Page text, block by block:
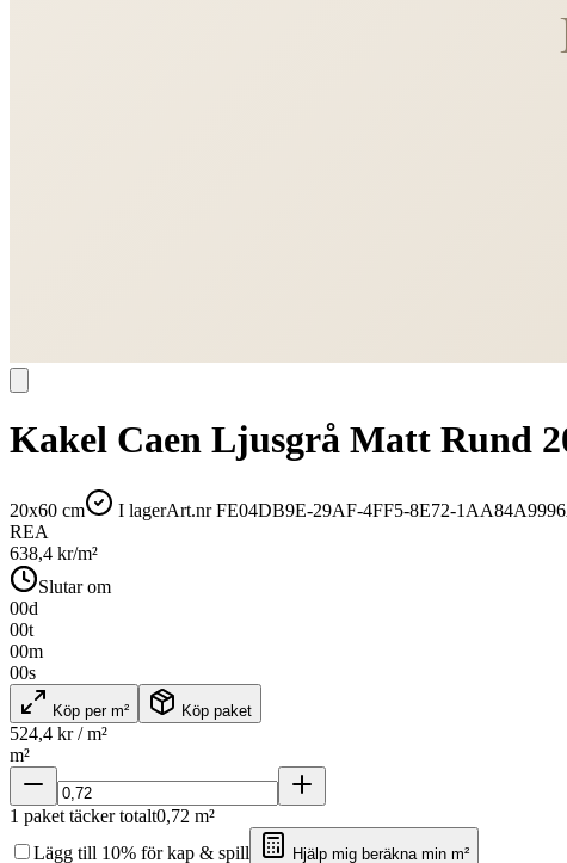
Kakel Caen Ljusgrå Matt Rund
20x60 cm I lagerArt.nrFE04DB9E-29AF-4FF5-8E72-
REA
638,4 kr/m²
Slutar om
00d
00t
00m
00s
Köp per m² Köp paket
524,4 kr / m²
m²
1 paket täcker totalt0,72 m²
Lägg till 10% för kap & spill
Hjälp mig beräkna min m²